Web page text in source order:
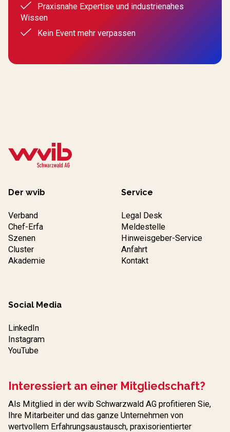
Praxisnahe Expertise und industrienahes
Wissen
Kein Event mehr verpassen
Der wvib
Verband
Chef-Erfa
Szenen
Cluster
Akademie
Service
Legal Desk
Meldestelle
Hinweisgeber-Service
Anfahrt
Kontakt
Social Media
LinkedIn
Instagram
YouTube
Interessiert an einer Mitgliedschaft?
Als Mitglied in der wvib Schwarzwald AG profitieren Sie,
Ihre Mitarbeiter und das ganze Unternehmen von
wertvollem Erfahrungs­austausch, praxisorientierter